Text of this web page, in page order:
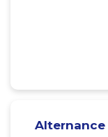
Alternance